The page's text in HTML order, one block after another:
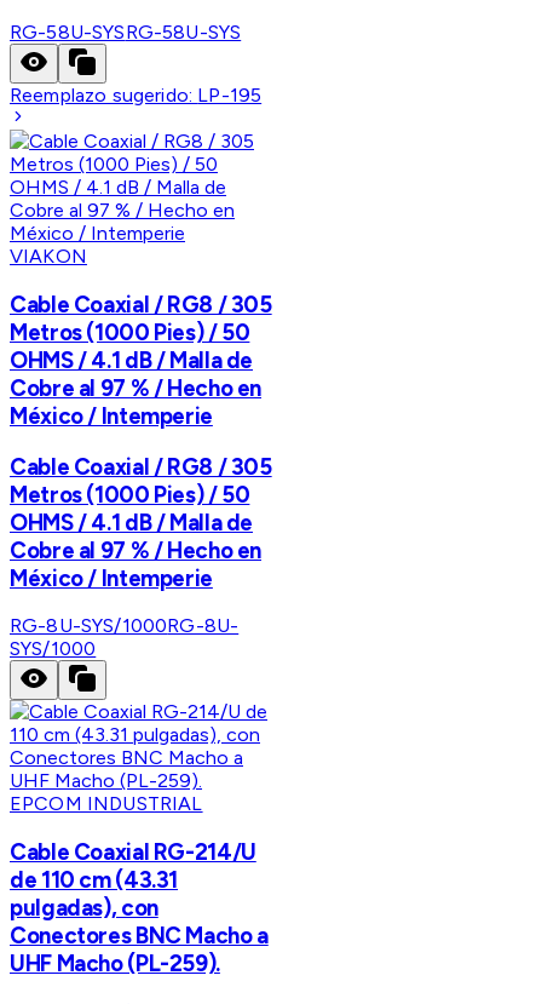
RG-58U-SYSRG-58U-SYS
Reemplazo sugerido: LP-195
VIAKON
Cable Coaxial / RG8 / 305
Metros (1000 Pies) / 50
OHMS / 4.1 dB / Malla de
Cobre al 97 % / Hecho en
México / Intemperie
Cable Coaxial / RG8 / 305
Metros (1000 Pies) / 50
OHMS / 4.1 dB / Malla de
Cobre al 97 % / Hecho en
México / Intemperie
RG-8U-SYS/1000RG-8U-
SYS/1000
EPCOM INDUSTRIAL
Cable Coaxial RG-214/U
de 110 cm (43.31
pulgadas), con
Conectores BNC Macho a
UHF Macho (PL-259).